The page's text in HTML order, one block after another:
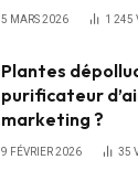
5 MARS 2026 1 245
Plantes
purificateur
marketing ?
9 FÉVRIER 2026 35